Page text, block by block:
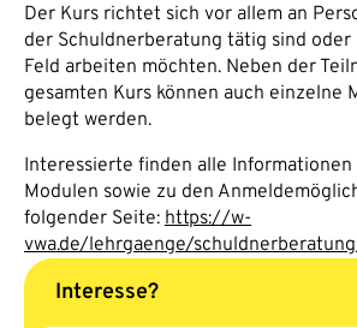
Der Kurs richtet sich vor allem an
der Schuldnerberatung tätig sind
Feld arbeiten möchten. Neben der
gesamten Kurs können auch einzelne
belegt werden.
Interessierte finden alle Informationen
Modulen sowie zu den
folgender Seite: https://w-
vwa.de/lehrgaenge/
Interesse?